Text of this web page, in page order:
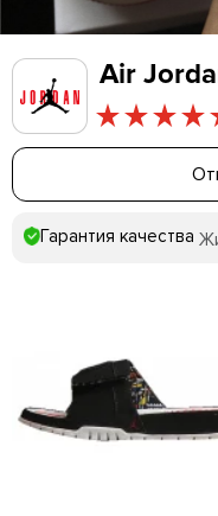
Air
Гарантия качества